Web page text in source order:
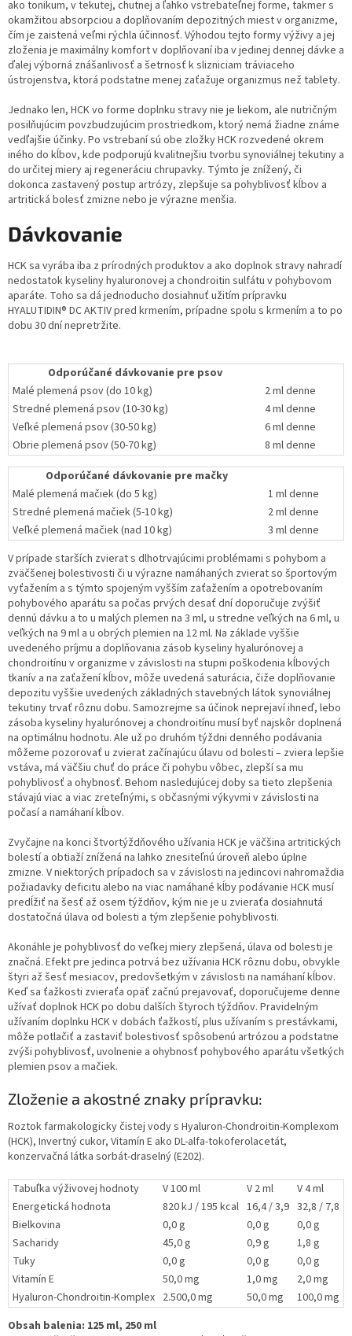
ako tonikum, v tekutej, chutnej a ľahko vstrebateľnej forme, takmer s
okamžitou absorpciou a doplňovaním depozitných miest v organizme,
čím je zaistená veľmi rýchla účinnosť. Výhodou tejto formy výživy a jej
zloženia je maximálny komfort v doplňovaní iba v jedinej dennej dávke a
ďalej výborná znášanlivosť a šetrnosť k slizniciam tráviaceho
ústrojenstva, ktorá podstatne menej zaťažuje organizmus než tablety.
Jednako len, HCK vo forme doplnku stravy nie je liekom, ale nutričným
posilňujúcim povzbudzujúcim prostriedkom, ktorý nemá žiadne známe
vedľajšie účinky. Po vstrebaní sú obe zložky HCK rozvedené okrem
iného do kĺbov, kde podporujú kvalitnejšiu tvorbu synoviálnej tekutiny a
do určitej miery aj regeneráciu chrupavky. Týmto je znížený, či
dokonca zastavený postup artrózy, zlepšuje sa pohyblivosť kĺbov a
artritická bolesť zmizne nebo je výrazne menšia.
Dávkovanie
HCK sa vyrába iba z prírodných produktov a ako doplnok stravy nahradí
nedostatok kyseliny hyaluronovej a chondroitin sulfátu v pohybovom
aparáte. Toho sa dá jednoducho dosiahnuť užitím prípravku
HYALUTIDIN® DC AKTIV pred krmením, prípadne spolu s krmením a to po
dobu 30 dní nepretržite.
Odporúčané dávkovanie pre psov
Malé plemená psov (do 10 kg)
2 ml denne
Stredné plemená psov (10-30 kg)
4 ml denne
Veľké plemená psov (30-50 kg)
6 ml denne
Obrie plemená psov (50-70 kg)
8 ml denne
Odporúčané dávkovanie pre mačky
Malé plemená mačiek (do 5 kg)
1 ml denne
Stredné plemená mačiek (5-10 kg)
2 ml denne
Veľké plemená mačiek (nad 10 kg)
3 ml denne
V prípade starších zvierat s dlhotrvajúcimi problémami s pohybom a
zväčšenej bolestivosti či u výrazne namáhaných zvierat so športovým
vyťažením a s týmto spojeným vyšším zaťažením a opotrebovaním
pohybového aparátu sa počas prvých desať dní doporučuje zvýšiť
dennú dávku a to u malých plemen na 3 ml, u stredne veľkých na 6 ml, u
veľkých na 9 ml a u obrých plemien na 12 ml. Na základe vyššie
uvedeného príjmu a doplňovania zásob kyseliny hyalurónovej a
chondroitínu v organizme v závislosti na stupni poškodenia kĺbových
tkanív a na zaťažení kĺbov, môže uvedená saturácia, čiže doplňovanie
depozitu vyššie uvedených základných stavebných látok synoviálnej
tekutiny trvať rôznu dobu. Samozrejme sa účinok neprejaví ihneď, lebo
zásoba kyseliny hyalurónovej a chondroitínu musí byť najskôr doplnená
na optimálnu hodnotu. Ale už po druhóm týždni denného podávania
môžeme pozorovať u zvierat začínajúcu úlavu od bolesti – zviera lepšie
vstáva, má väčšiu chuť do práce či pohybu vôbec, zlepší sa mu
pohyblivosť a ohybnosť. Behom nasledujúcej doby sa tieto zlepšenia
stávajú viac a viac zreteľnými, s občasnými výkyvmi v závislosti na
počasí a namáhaní kĺbov.
Zvyčajne na konci štvortýždňového užívania HCK je väčšina artritických
bolestí a obtiaží znížená na lahko znesiteľnú úroveň alebo úplne
zmizne. V niektorých prípadoch sa v závislosti na jedincovi nahromaždia
požiadavky deficitu alebo na viac namáhané kĺby podávanie HCK musí
predĺžiť na šesť až osem týždňov, kým nie je u zvieraťa dosiahnutá
dostatočná úlava od bolesti a tým zlepšenie pohyblivosti.
Akonáhle je pohyblivosť do veľkej miery zlepšená, úlava od bolesti je
značná. Efekt pre jedinca potrvá bez užívania HCK rôznu dobu, obvykle
štyri až šesť mesiacov, predovšetkým v závislosti na namáhaní kĺbov.
Keď sa ťažkosti zvieraťa opäť začnú prejavovať, doporučujeme denne
užívať doplnok HCK po dobu dalších štyroch týždňov. Pravidelným
užívaním doplnku HCK v dobách ťažkostí, plus užívaním s prestávkami,
môže potlačiť a zastaviť bolestivosť spôsobenú artrózou a podstatne
zvýši pohyblivosť, uvolnenie a ohybnosť pohybového aparátu všetkých
plemien psov a mačiek.
Zloženie a akostné znaky prípravku:
Roztok farmakologicky čistej vody s Hyaluron-Chondroitin-Komplexom
(HCK), Invertný cukor, Vitamín E ako DL-alfa-tokoferolacetát,
konzervačná látka sorbát-draselný (E202).
Tabuľka výživovej hodnoty V 100 ml V 2 ml V 4 ml
Energetická hodnota
820 kJ / 195 kcal 16,4 / 3,9 32,8 / 7,8
Bielkovina
0,0 g 0,0 g 0,0 g
Sacharidy
45,0 g 0,9 g 1,8 g
Tuky
0,0 g 0,0 g 0,0 g
Vitamín E
50,0 mg 1,0 mg 2,0 mg
Hyaluron-Chondroitin-Komplex 2.500,0 mg 50,0 mg 100,0 mg
Obsah balenia: 125 ml, 250 ml